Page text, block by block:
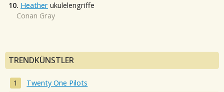
10. Heather ukulelengriffe
Conan Gray
TRENDKÜNSTLER
Twenty One Pilots